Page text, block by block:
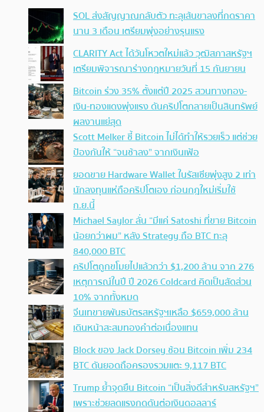
SOL ส่งสัญญาณกลับตัว ทะลุเส้นขาลงที่กดราคา
นาน 3 เดือน เตรียมพุ่งอย่างรุนแรง
CLARITY Act ได้วันโหวตใหม่แล้ว วุฒิสภาสหรัฐฯ
เตรียมพิจารณาร่างกฎหมายวันที่ 15 กันยายน
Bitcoin ร่วง 35% ตั้งแต่ปี 2025 สวนทางทอง-
เงิน-ทองแดงพุ่งแรง ดันคริปโตกลายเป็นสินทรัพย์
ผลงานแย่สุด
Scott Melker ชี้ Bitcoin ไม่ได้ทำให้รวยเร็ว แต่ช่วย
ป้องกันให้ “จนช้าลง” จากเงินเฟ้อ
ยอดขาย Hardware Wallet ในรัสเซียพุ่งสูง 2 เท่า
นักลงทุนแห่ถือคริปโตเอง ก่อนกฎใหม่เริ่มใช้
ก.ย.นี้
Michael Saylor ลั่น “มีแค่ Satoshi ที่ขาย Bitcoin
น้อยกว่าผม” หลัง Strategy ถือ BTC ทะลุ
840,000 BTC
คริปโตถูกขโมยไปแล้วกว่า $1,200 ล้าน จาก 276
เหตุการณ์ในปี ปี 2026 Coldcard คิดเป็นสัดส่วน
10% จากทั้งหมด
จีนเทขายพันธบัตรสหรัฐฯเหลือ $659,000 ล้าน
เดินหน้าสะสมทองคำต่อเนื่องแทน
Block ของ Jack Dorsey ช้อน Bitcoin เพิ่ม 234
BTC ดันยอดถือครองรวมแตะ 9,117 BTC
Trump ย้ำจุดยืน Bitcoin “เป็นสิ่งดีสำหรับสหรัฐฯ”
เพราะช่วยลดแรงกดดันต่อเงินดอลลาร์